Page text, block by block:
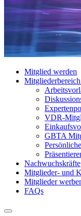
Mitglied werden
VDR-
GBTA
Nachwuchskräfte
Mitglieder- und
Mitglieder
FAQs